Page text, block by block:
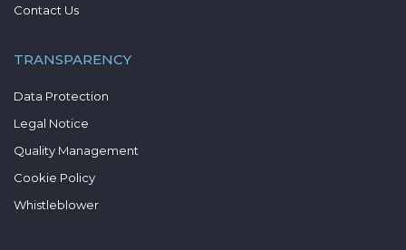
Contact Us
TRANSPARENCY
Data Protection
Legal Notice
Quality Management
Cookie Policy
Whistleblower